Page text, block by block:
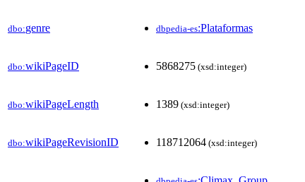
dbo:genre dbpedia-es:Plataformas
dbo:wikiPageID 5868275 (xsd:integer)
dbo:wikiPageLength 1389 (xsd:integer)
dbo:wikiPageRevisionID 118712064 (xsd:integer)